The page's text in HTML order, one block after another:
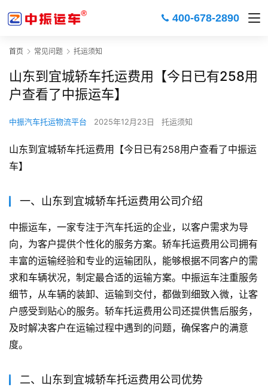
400-678-2890
首页 常见问题 托运须知
山东到宜城轿车托运费用【今日已有258用
户查看了中振运车】
中振汽车托运物流平台 2025年12月23日 托运须知
山东到宜城轿车托运费用【今日已有258用户查看了中振运
车】
一、山东到宜城轿车托运费用公司介绍
中振运车，一家专注于汽车托运的企业，以客户需求为导
向，为客户提供个性化的服务方案。轿车托运费用公司拥有
丰富的运输经验和专业的运输团队，能够根据不同客户的需
求和车辆状况，制定最合适的运输方案。中振运车注重服务
细节，从车辆的装卸、运输到交付，都做到细致入微，让客
户感受到贴心的服务。轿车托运费用公司还提供售后服务，
及时解决客户在运输过程中遇到的问题，确保客户的满意
度。
二、山东到宜城轿车托运费用公司优势